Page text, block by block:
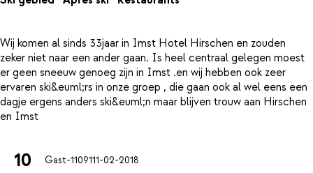
Wij komen al sinds 33jaar in Imst Hotel Hirschen en zouden
zeker niet naar een ander gaan. Is heel centraal gelegen moest
er geen sneeuw genoeg zijn in Imst .en wij hebben ook zeer
ervaren ski&euml;rs in onze groep , die gaan ook al wel eens een
dagje ergens anders ski&euml;n maar blijven trouw aan Hirschen
10 Gast-1109111-02-2018